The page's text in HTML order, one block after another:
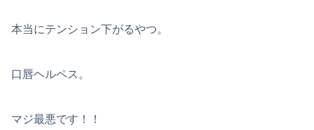
本当にテンション下がるやつ。
口唇ヘルペス。
マジ最悪です！！